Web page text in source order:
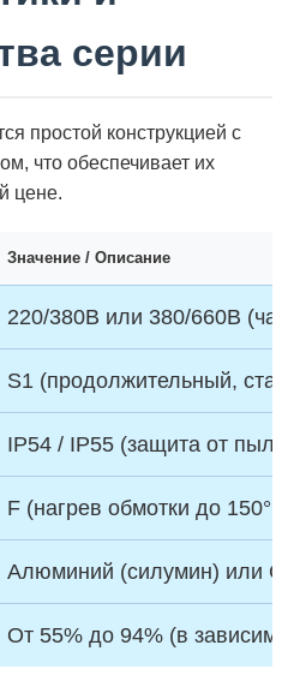
серии
простой конструкцией с
что обеспечивает их
цене.
Значение / Описание
220/380В или 380/660В
S1 (продолжительный,
IP54 / IP55 (защита от пыли
F (нагрев обмотки до 150°C)
Алюминий (силумин) или
От 55% до 94% (в